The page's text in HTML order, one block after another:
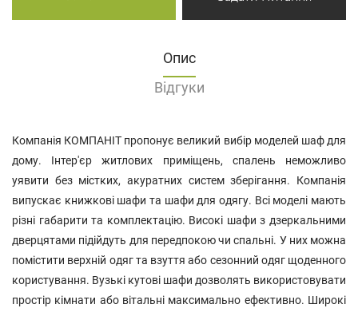
Опис
Відгуки
Компанія КОМПАНІТ пропонує великий вибір моделей шаф для
дому. Інтер'єр житлових приміщень, спалень неможливо
уявити без містких, акуратних систем зберігання. Компанія
випускає книжкові шафи та шафи для одягу. Всі моделі мають
різні габарити та комплектацію. Високі шафи з дзеркальними
дверцятами підійдуть для передпокою чи спальні. У них можна
помістити верхній одяг та взуття або сезонний одяг щоденного
користування. Вузькі кутові шафи дозволять використовувати
простір кімнати або вітальні максимально ефективно. Широкі